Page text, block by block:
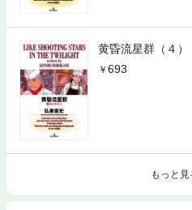
黄昏流星群（４）
693
もっと見